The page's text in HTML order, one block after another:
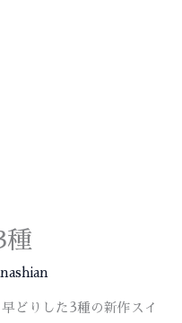
種
どりした3種の新作スイ